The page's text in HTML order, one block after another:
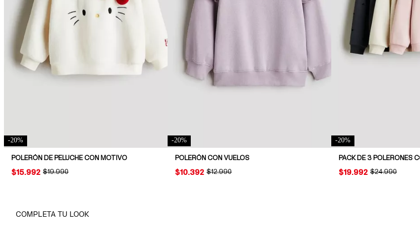
-20%
POLERÓN DE PELUCHE CON MOTIVO
ORIGINAL PRICE:
$19.990
PRICE:
$15.992
-20%
POLERÓN CON VUELOS
ORIGINAL PRICE:
$12.990
PRICE:
$10.392
-20%
ORIGINAL PRICE:
$24.990
PRICE:
$19.992
COMPLETA TU LOOK